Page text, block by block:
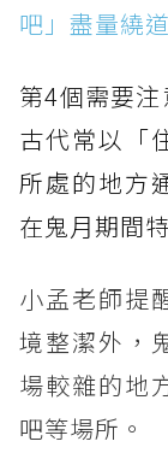
吧」盡量繞道
第4個需要
古代常以「
所處的地方
在鬼月期間
小孟老師提
境整潔外，
場較雜的地
吧等場所。